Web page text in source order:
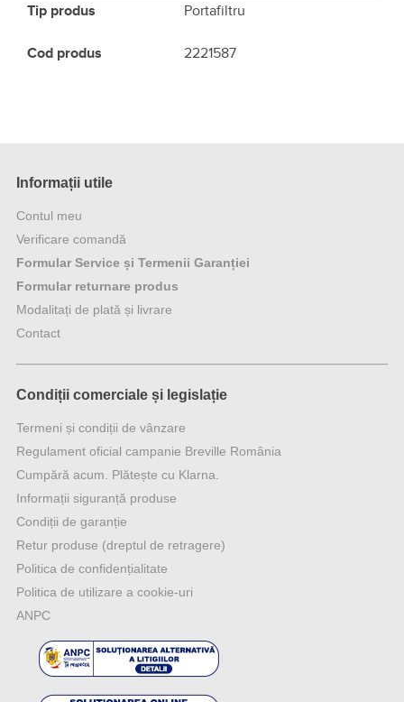
Tip produs
Portafiltru
Cod produs 2221587
Informații utile
Contul meu
Verificare comandă
Formular Service și Termenii Garanției
Formular returnare produs
Modalitați de plată și livrare
Contact
Condiții comerciale și legislație
Termeni și condiții de vânzare
Regulament oficial campanie Breville România
Cumpără acum. Plătește cu Klarna.
Informații siguranță produse
Condiții de garanție
Retur produse (dreptul de retragere)
Politica de confidențialitate
Politica de utilizare a cookie-uri
ANPC